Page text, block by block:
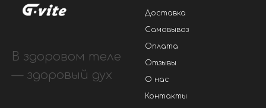
В здоровом теле
— здоровый дух
Доставка
Самовывоз
Оплата
Отзывы
О нас
Контакты